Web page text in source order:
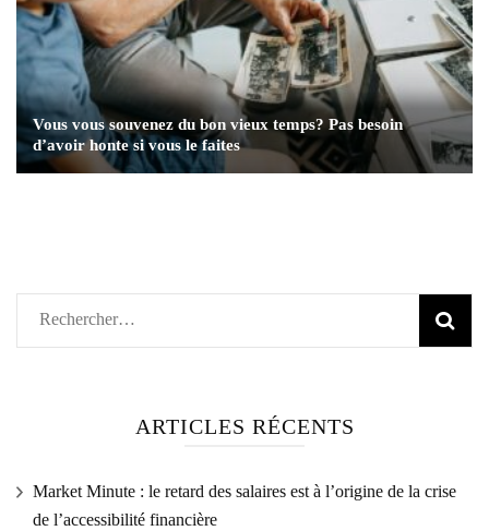
Vous vous souvenez du bon vieux temps? Pas besoin
d’avoir honte si vous le faites
Rechercher :
ARTICLES RÉCENTS
Market Minute : le retard des salaires est à l’origine de la crise
de l’accessibilité financière